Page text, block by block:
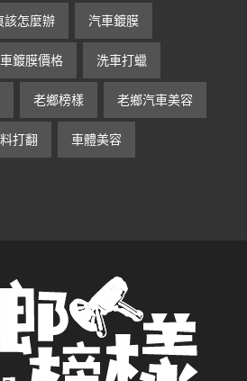
該怎麼辦 汽車鍍膜
鍍膜價格 洗車打蠟
老鄉榜樣 老鄉汽車美容
打翻 車體美容